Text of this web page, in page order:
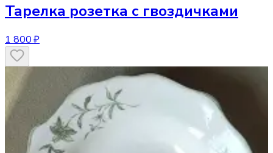
Тарелка розетка с гвоздичками
1 800 ₽